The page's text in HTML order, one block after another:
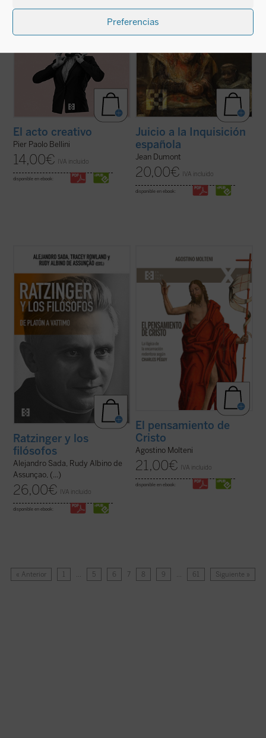
Preferencias
El acto creativo
Pier Paolo Bellini
14,00€ IVA incluido
disponible en ebook:
Juicio a la Inquisición
española
Jean Dumont
20,00€ IVA incluido
disponible en ebook:
La conversación y el diálogo con filósofos
clásicos y contemporáneos es una de las
pensamiento del papa teólogo. Una
compilación de los interlocutores más
relevantes y una visión de conjunto de ...
(ver ficha)
Ratzinger y los
filósofos
Alejandro Sada, Rudy Albino de
Assunçao, (...)
26,00€ IVA incluido
disponible en ebook:
sobre la «teología» de Charles Péguy se
han centrado solamente en algunos
aspectos específicos de la reflexión
cristiana, pero no han indagado sobre
cómo el escritor supo reconocer el
pensamiento de ...
(ver ficha)
El pensamiento de
Cristo
Agostino Molteni
21,00€ IVA incluido
disponible en ebook:
« Anterior 1 … 5 6 7 8 9 … 61 Siguiente »